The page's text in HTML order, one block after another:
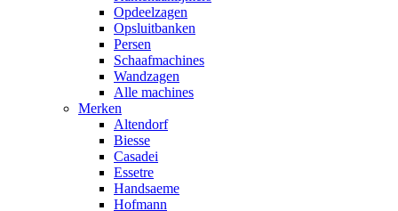
Opdeelzagen
Opsluitbanken
Persen
Schaafmachines
Wandzagen
Alle machines
Merken
Altendorf
Biesse
Casadei
Essetre
Handsaeme
Hofmann